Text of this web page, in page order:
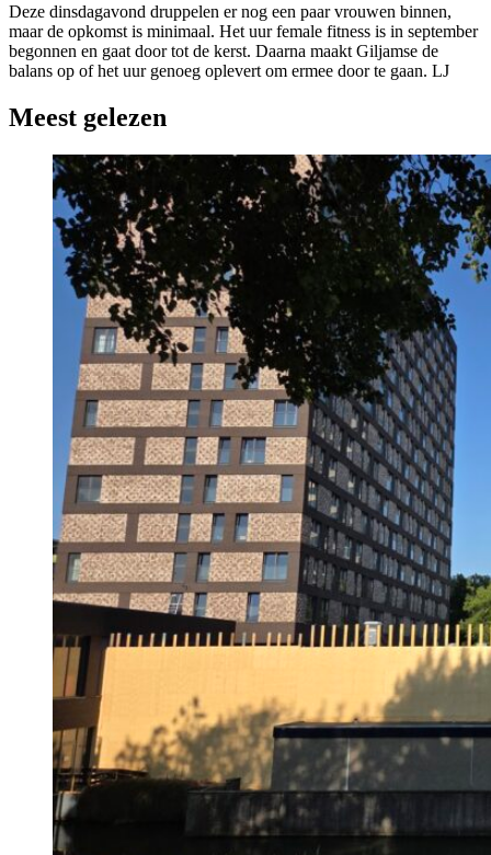
Deze dinsdagavond druppelen er nog een paar vrouwen binnen,
maar de opkomst is minimaal. Het uur female fitness is in september
begonnen en gaat door tot de kerst. Daarna maakt Giljamse de
balans op of het uur genoeg oplevert om ermee door te gaan. LJ
Meest gelezen